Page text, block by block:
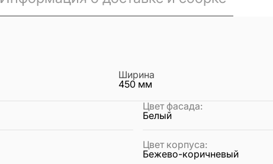
Ширина
450 мм
Цвет фасада:
Белый
Цвет корпуса:
Бежево-коричневый